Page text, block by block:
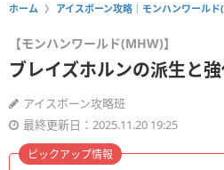
ホーム アイスボーン攻略｜モンハンワール
【モンハンワールド(MHW)】
ブレイズホルンの派生と
アイスボーン攻略班
最終更新日：2025.11.20 19:25
ピックアップ情報